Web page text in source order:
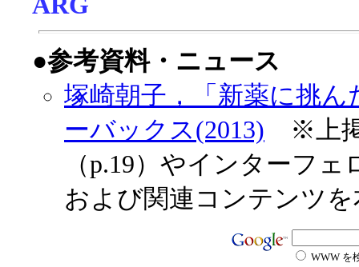
●参考資料・ニュース
塚崎朝子，「新薬に挑
ーバックス(2013) ※上掲
（p.19）やインターフ
および関連コンテンツ
WWW を